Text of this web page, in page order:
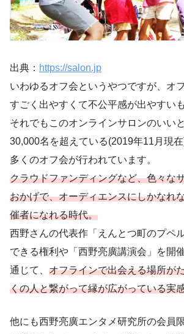
出典： https://salon.jp
いわゆるオフ会というやつですが、オ
すごく出やすくて不公平感が出やすいも
それでもこのオンラインサロンのいい
30,000名を超えている(2019年11月現
多くのオフ会が行われています。
クラウドファンディングなど、色々な
おかげで、オーディエンスにしかなれ
催者になれる時代。
西野さんの代表作「えんとつ町のプペ
できる権利や「西野亮廣講演会」を開
通じて、 オフラインで出会える場所が
くの人と繋がって縁が広がっている実
他にも西野亮廣エンタメ研究所の会員